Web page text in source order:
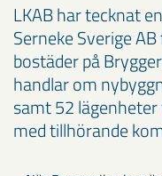
LKAB har tecknat
Serneke Sverige
bostäder på
handlar om
samt 52
med tillhörande